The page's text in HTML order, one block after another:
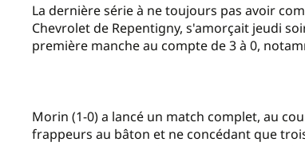
La dernière série à ne toujours pas avoir
Chevrolet de Repentigny, s'amorçait jeudi
première manche au compte de 3 à 0,
Morin (1-0) a lancé un match complet, au
frappeurs au bâton et ne concédant que